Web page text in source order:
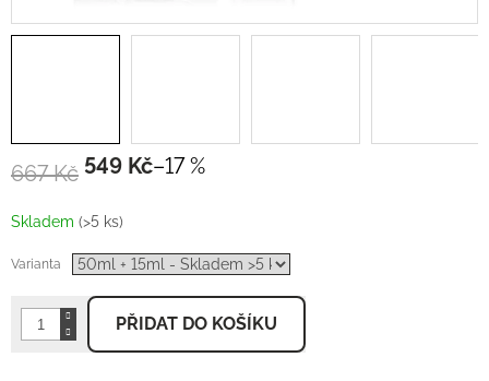
667 Kč –17 %
549 KčMěrná
Skladem (>5 ks)
Varianta
PŘIDAT DO KOŠÍKU